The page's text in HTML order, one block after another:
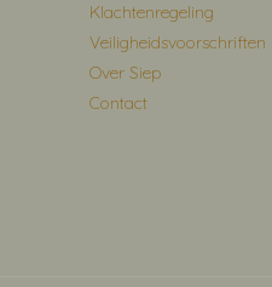
Klachtenregeling
Veiligheidsvoorschriften
Over Siep
Contact